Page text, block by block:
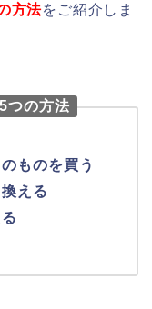
方法をご紹介しま
つの方法
ものを買う
える